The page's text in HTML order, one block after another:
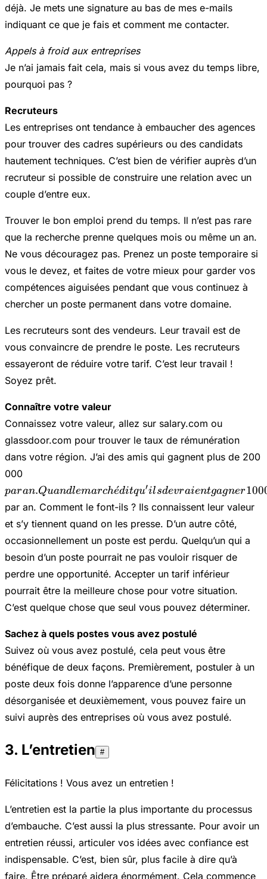
déjà. Je mets une signature au bas de mes e-mails
indiquant ce que je fais et comment me contacter.
Appels à froid aux entreprises
Je n’ai jamais fait cela, mais si vous avez du temps libre,
pourquoi pas ?
Recruteurs
Les entreprises ont tendance à embaucher des agences
pour trouver des cadres supérieurs ou des candidats
hautement techniques. C’est bien de vérifier auprès d’un
recruteur si possible de construire une relation avec un
couple d’entre eux.
Trouver le bon emploi prend du temps. Il n’est pas rare
que la recherche prenne quelques mois ou même un an.
Ne vous découragez pas. Prenez un poste temporaire si
vous le devez, et faites de votre mieux pour garder vos
compétences aiguisées pendant que vous continuez à
chercher un poste permanent dans votre domaine.
Les recruteurs sont des vendeurs. Leur travail est de
vous convaincre de prendre le poste. Les recruteurs
essayeront de réduire votre tarif. C’est leur travail !
Soyez prêt.
Connaître votre valeur
Connaissez votre valeur, allez sur salary.com ou
glassdoor.com pour trouver le taux de rémunération
dans votre région. J’ai des amis qui gagnent plus de 200
000
Quand le
marché
dit qu'ils
devraient
gagner
100 000
paran.Quandlemarche
ˊditqu′ilsdevraientgagner
par an. Comment le font-ils ? Ils connaissent leur valeur
et s’y tiennent quand on les presse. D’un autre côté,
occasionnellement un poste est perdu. Quelqu’un qui a
besoin d’un poste pourrait ne pas vouloir risquer de
perdre une opportunité. Accepter un tarif inférieur
pourrait être la meilleure chose pour votre situation.
C’est quelque chose que seul vous pouvez déterminer.
Sachez à quels postes vous avez postulé
Suivez où vous avez postulé, cela peut vous être
bénéfique de deux façons. Premièrement, postuler à un
poste deux fois donne l’apparence d’une personne
désorganisée et deuxièmement, vous pouvez faire un
suivi auprès des entreprises où vous avez postulé.
3. L’entretien #
Félicitations ! Vous avez un entretien !
L’entretien est la partie la plus importante du processus
d’embauche. C’est aussi la plus stressante. Pour avoir un
entretien réussi, articuler vos idées avec confiance est
indispensable. C’est, bien sûr, plus facile à dire qu’à
faire. Être préparé aidera énormément. Cela commence